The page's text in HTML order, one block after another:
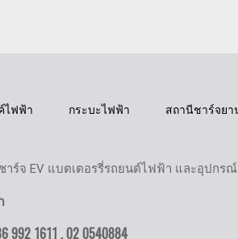
ไฟฟ้า กระบะไฟฟ้า สถานีชาร์จย
ร์จ EV แบตเตอรรี่รถยนต์ไฟฟ้า และอุปกรณ์
992 1611 ,02 0540884